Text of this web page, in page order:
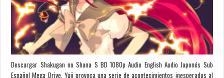
Descargar Shakugan no Shana S BD 1080p Audio English Audio Japonés Sub
Español Mega Drive. Yuji provoca una serie de acontecimientos inesperados al